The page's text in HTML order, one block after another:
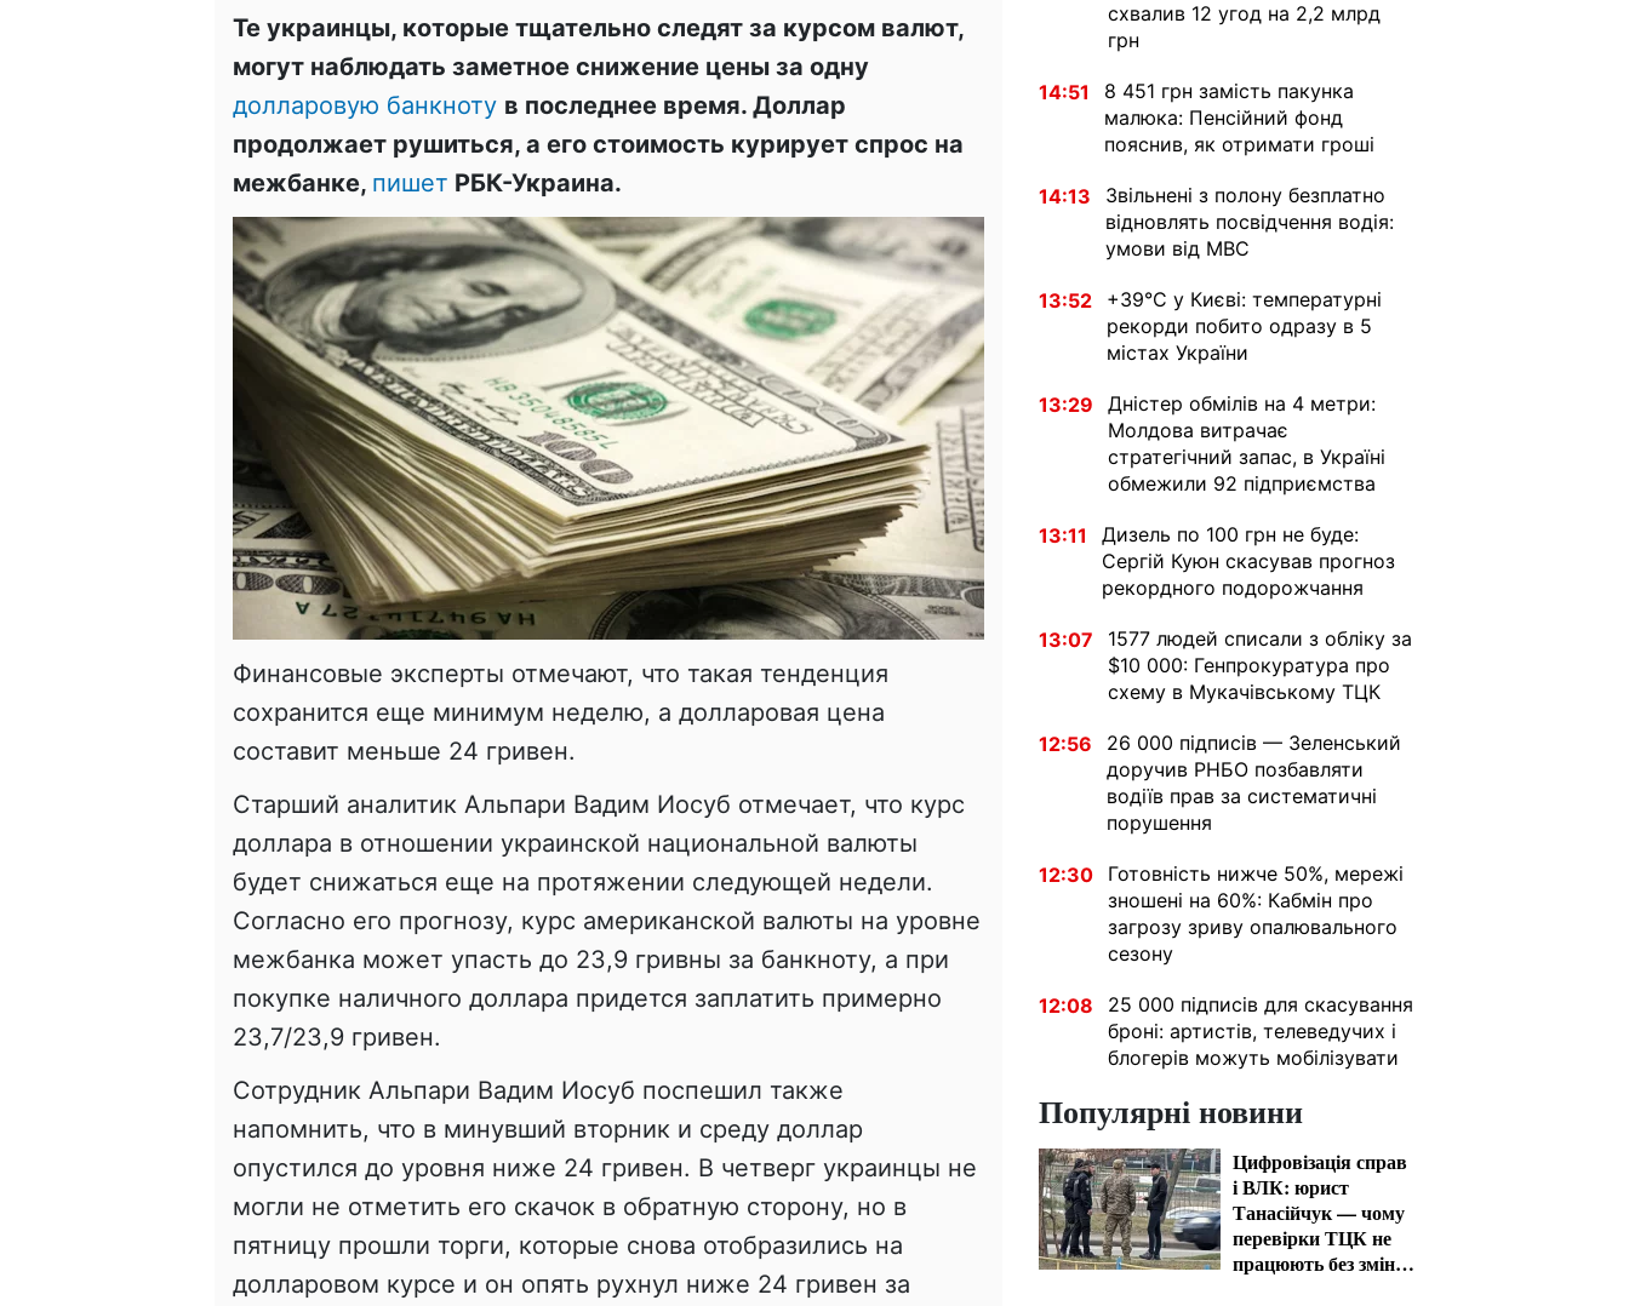
Те украинцы, которые тщательно следят за курсом валют,
могут наблюдать заметное снижение цены за одну
долларовую банкноту в последнее время. Доллар
продолжает рушиться, а его стоимость курирует спрос на
межбанке, пишет РБК-Украина.
Финансовые эксперты отмечают, что такая тенденция
сохранится еще минимум неделю, а долларовая цена
составит меньше 24 гривен.
Старший аналитик Альпари Вадим Иосуб отмечает, что курс
доллара в отношении украинской национальной валюты
будет снижаться еще на протяжении следующей недели.
Согласно его прогнозу, курс американской валюты на уровне
межбанка может упасть до 23,9 гривны за банкноту, а при
покупке наличного доллара придется заплатить примерно
23,7/23,9 гривен.
Сотрудник Альпари Вадим Иосуб поспешил также
напомнить, что в минувший вторник и среду доллар
опустился до уровня ниже 24 гривен. В четверг украинцы не
могли не отметить его скачок в обратную сторону, но в
пятницу прошли торги, которые снова отобразились на
долларовом курсе и он опять рухнул ниже 24 гривен за
схвалив 12 угод на 2,2 млрд
грн
14:51
8 451 грн замість пакунка
малюка: Пенсійний фонд
пояснив, як отримати гроші
14:13
Звільнені з полону безплатно
відновлять посвідчення водія:
умови від МВС
13:52
+39°C у Києві: температурні
рекорди побито одразу в 5
містах України
13:29
Дністер обмілів на 4 метри:
Молдова витрачає
стратегічний запас, в Україні
обмежили 92 підприємства
13:11
Дизель по 100 грн не буде:
Сергій Куюн скасував прогноз
рекордного подорожчання
13:07
1577 людей списали з обліку за
$10 000: Генпрокуратура про
схему в Мукачівському ТЦК
12:56
26 000 підписів — Зеленський
доручив РНБО позбавляти
водіїв прав за систематичні
порушення
12:30
Готовність нижче 50%, мережі
зношені на 60%: Кабмін про
загрозу зриву опалювального
сезону
12:08
25 000 підписів для скасування
броні: артистів, телеведучих і
блогерів можуть мобілізувати
Популярні новини
Цифровізація справ
і ВЛК: юрист
Танасійчук — чому
перевірки ТЦК не
працюють без зміни